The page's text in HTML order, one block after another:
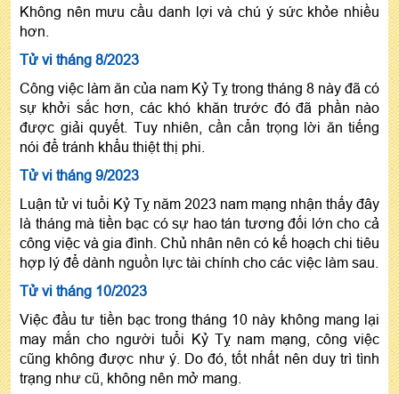
Không nên mưu cầu danh lợi và chú ý sức khỏe nhiều
hơn.
Tử vi tháng 8/2023
Công việc làm ăn của nam Kỷ Tỵ trong tháng 8 này đã có
sự khởi sắc hơn, các khó khăn trước đó đã phần nào
được giải quyết. Tuy nhiên, cần cẩn trọng lời ăn tiếng
nói để tránh khẩu thiệt thị phi.
Tử vi tháng 9/2023
Luận tử vi tuổi Kỷ Tỵ năm 2023 nam mạng nhận thấy đây
là tháng mà tiền bạc có sự hao tán tương đối lớn cho cả
công việc và gia đình. Chủ nhân nên có kế hoạch chi tiêu
hợp lý để dành nguồn lực tài chính cho các việc làm sau.
Tử vi tháng 10/2023
Việc đầu tư tiền bạc trong tháng 10 này không mang lại
may mắn cho người tuổi Kỷ Tỵ nam mạng, công việc
cũng không được như ý. Do đó, tốt nhất nên duy trì tình
trạng như cũ, không nên mở mang.